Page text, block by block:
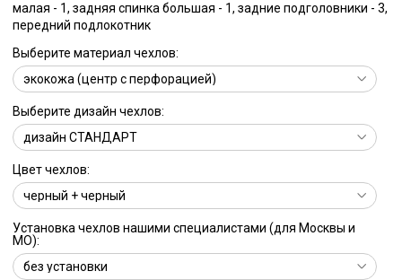
малая - 1, задняя спинка большая - 1, задние подголовники - 3,
передний подлокотник
Выберите материал чехлов:
Выберите дизайн чехлов:
Цвет чехлов:
Установка чехлов нашими специалистами (для Москвы и
МО):